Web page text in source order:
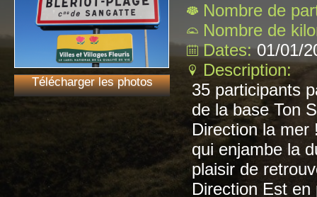
Télécharger les photos
Nombre de
Nombre de
Dates:01/01/
Description:
35 participants
de la base Ton
Direction la mer
qui enjambe la
plaisir de
Direction Est